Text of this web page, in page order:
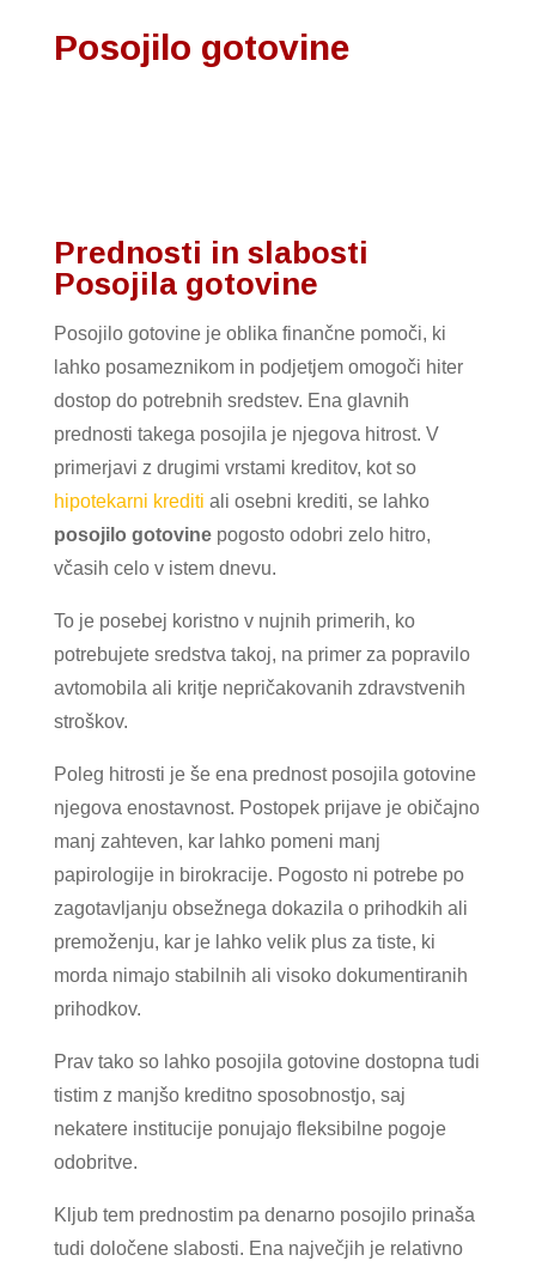
Posojilo gotovine
Prednosti in slabosti
Posojila gotovine
Posojilo gotovine je oblika finančne pomoči, ki
lahko posameznikom in podjetjem omogoči hiter
dostop do potrebnih sredstev. Ena glavnih
prednosti takega posojila je njegova hitrost. V
primerjavi z drugimi vrstami kreditov, kot so
hipotekarni krediti ali osebni krediti, se lahko
posojilo gotovinepogosto odobri zelo hitro,
včasih celo v istem dnevu.
To je posebej koristno v nujnih primerih, ko
potrebujete sredstva takoj, na primer za popravilo
avtomobila ali kritje nepričakovanih zdravstvenih
stroškov.
Poleg hitrosti je še ena prednost posojila gotovine
njegova enostavnost. Postopek prijave je običajno
manj zahteven, kar lahko pomeni manj
papirologije in birokracije. Pogosto ni potrebe po
zagotavljanju obsežnega dokazila o prihodkih ali
premoženju, kar je lahko velik plus za tiste, ki
morda nimajo stabilnih ali visoko dokumentiranih
prihodkov.
Prav tako so lahko posojila gotovine dostopna tudi
tistim z manjšo kreditno sposobnostjo, saj
nekatere institucije ponujajo fleksibilne pogoje
odobritve.
Kljub tem prednostim pa denarno posojilo prinaša
tudi določene slabosti. Ena največjih je relativno